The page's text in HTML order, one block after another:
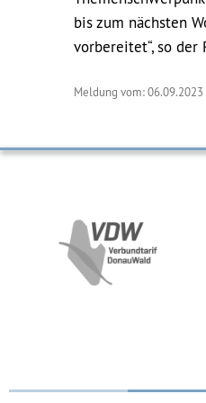
bis zum nächsten
vorbereitet“, so der
Meldung vom: 06.09.2023